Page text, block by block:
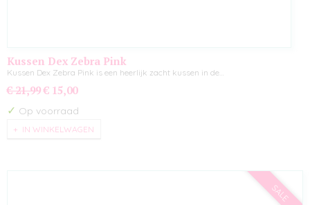
Kussen Dex Zebra Pink
Kussen Dex Zebra Pink is een heerlijk zacht kussen in de…
€ 21,99 € 15,00
✓ Op voorraad
IN WINKELWAGEN
SALE